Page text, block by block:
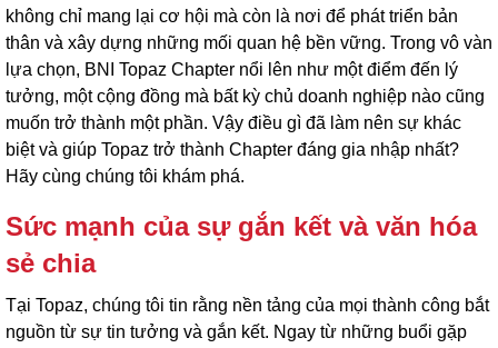
không chỉ mang lại cơ hội mà còn là nơi để phát triển bản
thân và xây dựng những mối quan hệ bền vững. Trong vô vàn
lựa chọn, BNI Topaz Chapter nổi lên như một điểm đến lý
tưởng, một cộng đồng mà bất kỳ chủ doanh nghiệp nào cũng
muốn trở thành một phần. Vậy điều gì đã làm nên sự khác
biệt và giúp Topaz trở thành Chapter đáng gia nhập nhất?
Hãy cùng chúng tôi khám phá.
Sức mạnh của sự gắn kết và văn hóa
sẻ chia
Tại Topaz, chúng tôi tin rằng nền tảng của mọi thành công bắt
nguồn từ sự tin tưởng và gắn kết. Ngay từ những buổi gặp